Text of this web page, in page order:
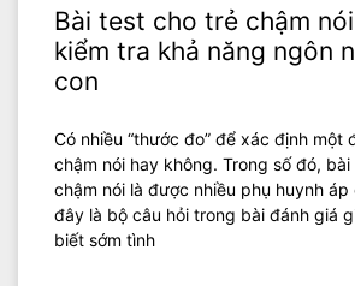
Bài test cho trẻ chậm
kiểm tra khả năng ngôn
con
Có nhiều “thước đo” để xác định một
chậm nói hay không. Trong số đó,
chậm nói là được nhiều phụ huynh
đây là bộ câu hỏi trong bài đánh giá
biết sớm tình